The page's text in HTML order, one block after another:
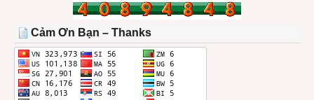
THÁNG
Cảm Ơn Bạn – Thanks